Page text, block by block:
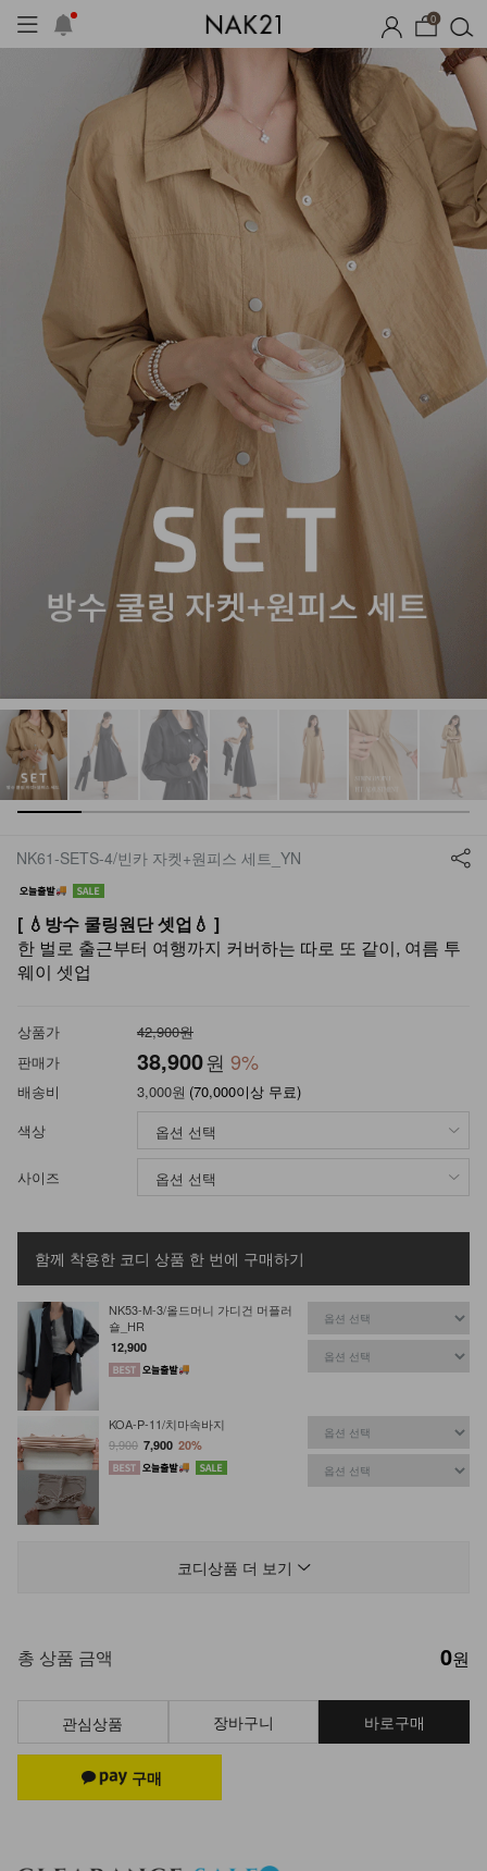
0
여름 잠옷 장마템 기획전 오늘출발
NK61-SETS-4/빈카 자켓+원피스 세트_YN
[ 💧방수 쿨링원단 셋업💧 ]
한 벌로 출근부터 여행까지 커버하는 따로 또 같이, 여름 투
웨이 셋업
상품가
42,900원
판매가
38,900원 9%
배송비 3,000원 (70,000이상 무료)
색상
사이즈
함께 착용한 코디 상품 한 번에 구매하기
NK53-M-3/올드머니 가디건 머플러
숄_HR
12,900
KOA-P-11/치마속바지
9,900 7,900 20%
NK84-A-1/보정속옷
9,900
나시 1+1+1
22,700
12,900
코디상품 더 보기
총 상품 금액 0원
관심상품 장바구니 바로구매